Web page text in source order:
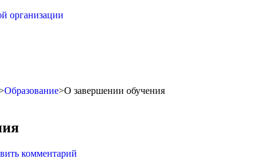
организации
Образование>О завершении обучения
комментарий